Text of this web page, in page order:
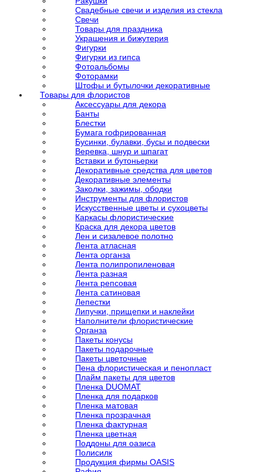
Свадебные свечи и изделия из стекла
Свечи
Товары для праздника
Украшения и бижутерия
Фигурки
Фигурки из гипса
Фотоальбомы
Фоторамки
Штофы и бутылочки декоративные
Товары для флористов
Аксессуары для декора
Банты
Блестки
Бумага гофрированная
Бусинки, булавки, бусы и подвески
Веревка, шнур и шпагат
Вставки и бутоньерки
Декоративные средства для цветов
Декоративные элементы
Заколки, зажимы, ободки
Инструменты для флористов
Искусственные цветы и сухоцветы
Каркасы флористические
Краска для декора цветов
Лен и сизалевое полотно
Лента атласная
Лента органза
Лента полипропиленовая
Лента разная
Лента репсовая
Лента сатиновая
Лепестки
Липучки, прищепки и наклейки
Наполнители флористические
Органза
Пакеты конусы
Пакеты подарочные
Пакеты цветочные
Пена флористическая и пенопласт
Плайм пакеты для цветов
Пленка DUOMAT
Пленка для подарков
Пленка матовая
Пленка прозрачная
Пленка фактурная
Пленка цветная
Поддоны для оазиса
Полисилк
Продукция фирмы OASIS